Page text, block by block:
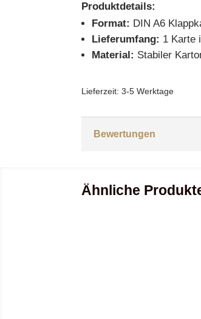
Produktdetails:
Format: DIN A6
Lieferumfang: 1 Karte
Material: Stabiler
Lieferzeit:3-5 Werktage
Bewertungen
Ähnliche